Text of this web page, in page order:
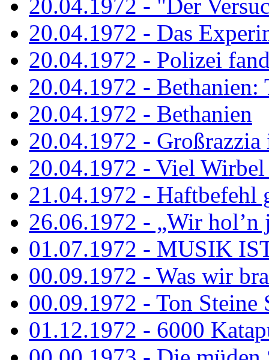
20.04.1972 - "Der
20.04.1972 - Das
20.04.1972 - Polizei
20.04.1972 - Bethanien:
20.04.1972 - Bethanien
20.04.1972 - Großrazzia
20.04.1972 - Viel
21.04.1972 - Haftbefehl
26.06.1972 - „Wir hol’n
01.07.1972 - MUSIK
00.09.1972 - Was wir
00.09.1972 - Ton Steine
01.12.1972 - 6000